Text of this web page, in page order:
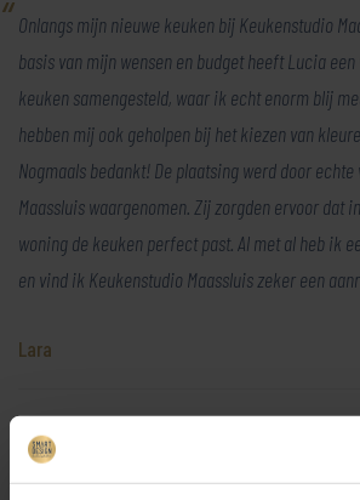
Onlangs mijn nieuwe keuken bij Keukenstudio
basis van mijn wensen en budget heeft Lucia
keuken samengesteld, waar ik echt enorm blij
hebben mij ook geholpen bij het kiezen van
Nogmaals bedankt! De plaatsing werd door
Maassluis waargenomen. Zij zorgden ervoor dat
woning de keuken perfect past. Al met al heb ik
en vind ik Keukenstudio Maassluis zeker een
Lara
Helaas heeft de klant geen foto’s van de keuken